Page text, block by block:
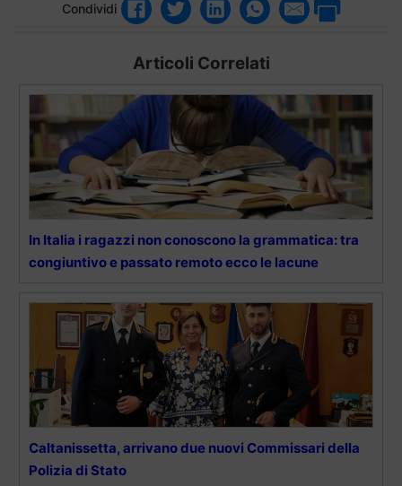
Condividi
Articoli Correlati
In Italia i ragazzi non conoscono la grammatica: tra
congiuntivo e passato remoto ecco le lacune
Caltanissetta, arrivano due nuovi Commissari della
Polizia di Stato